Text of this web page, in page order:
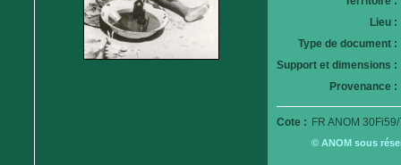
Lieu :
Type de document :
Support et dimensions :
Provenance :
Cote : FR ANOM
© ANOM sous